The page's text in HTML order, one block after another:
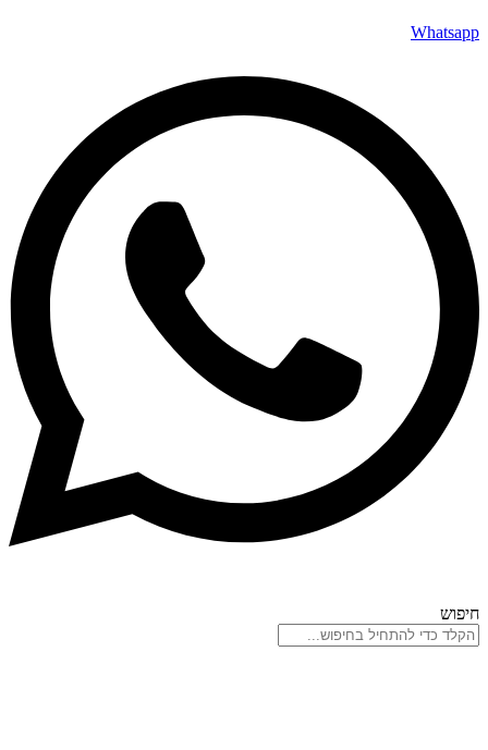
Whatsapp
חיפוש